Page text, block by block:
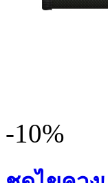
-10%